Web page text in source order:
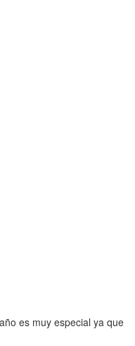
es muy especial ya que